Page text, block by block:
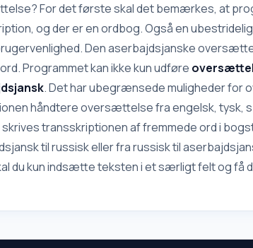
For det første skal det bemærkes, at
og der er en ordbog. Også en
Den aserbajdsjanske
Programmet kan ikke kun udføre
. Det har ubegrænsede muligheder for
håndtere oversættelse fra engelsk, tysk,
transskriptionen af fremmede ord i
til russisk eller fra russisk til
du kun indsætte teksten i et særligt felt og